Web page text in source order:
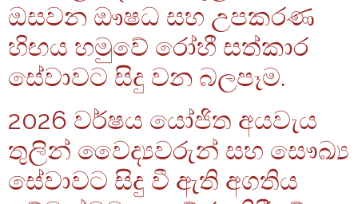
ඔසවන ඖෂධ සහ උපකරණ
හිඟය හමුවේ රෝහී සත්කාර
සේවාවට සිදු වන බලපෑම.
2026 වර්ෂය යෝජිත අයවැය
තුලින් වෛද්‍යවරුන් සහ සෞඛ්‍ය
සේවාවට සිදු වී ඇති අගතිය